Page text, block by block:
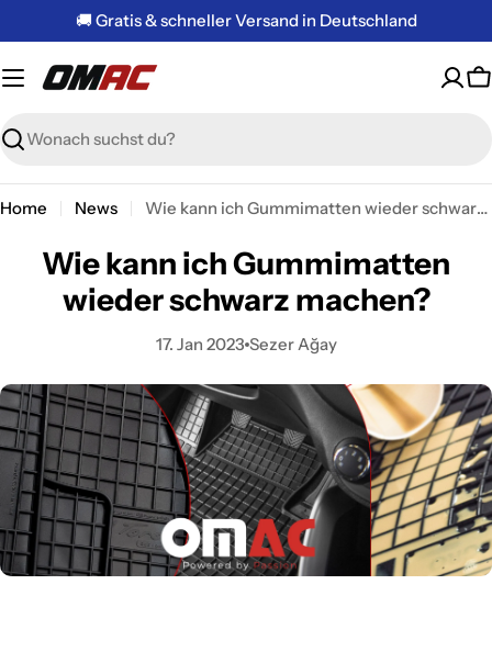
Inhalt
springen
🚚 Gratis & schneller Versand in Deutschland
Suchen
Home News Wie kann ich Gummimatten wieder schwarz machen?
Wie kann ich Gummimatten
wieder schwarz machen?
17. Jan 2023 Sezer Ağay